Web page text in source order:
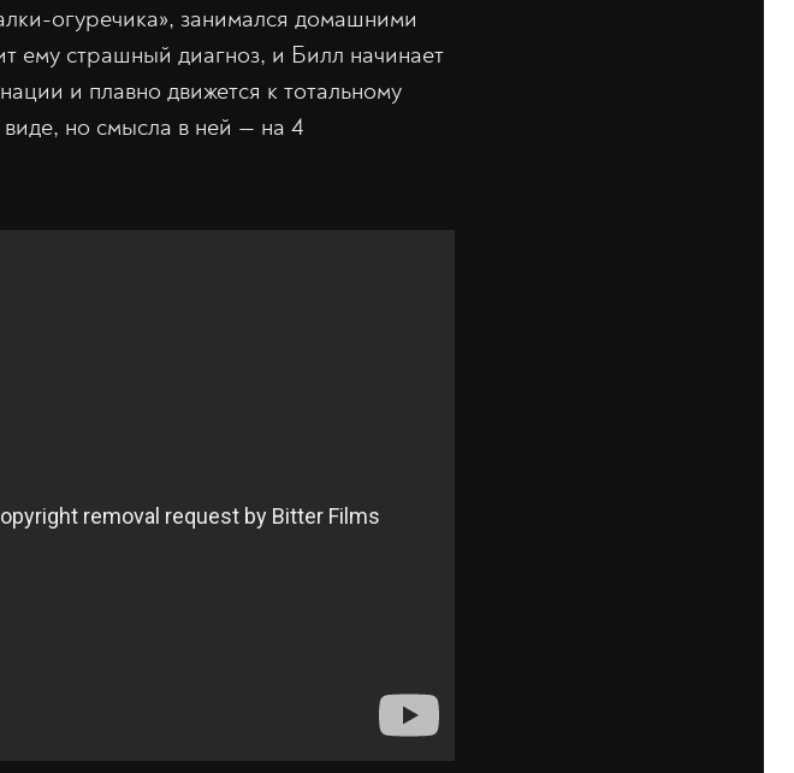
огуречика», занимался домашними
ему страшный диагноз, и Билл начинает
и плавно движется к тотальному
но смысла в ней — на 4